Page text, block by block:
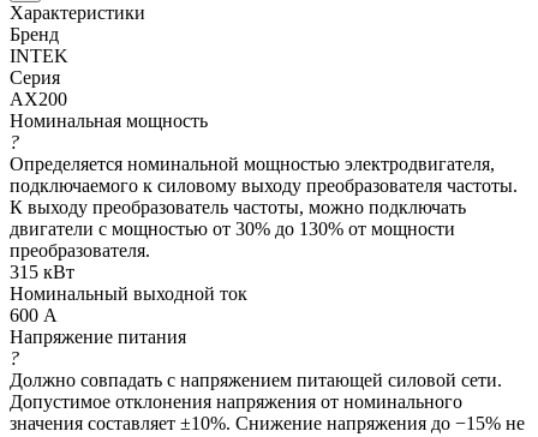
Характеристики
Бренд
INTEK
Серия
AX200
Номинальная мощность
?
Определяется номинальной мощностью электродвигателя,
подключаемого к силовому выходу преобразователя частоты.
К выходу преобразователь частоты, можно подключать
двигатели с мощностью от 30% до 130% от мощности
преобразователя.
315 кВт
Номинальный выходной ток
600 А
Напряжение питания
?
Должно совпадать с напряжением питающей силовой сети.
Допустимое отклонения напряжения от номинального
значения составляет ±10%. Снижение напряжения до −15% не